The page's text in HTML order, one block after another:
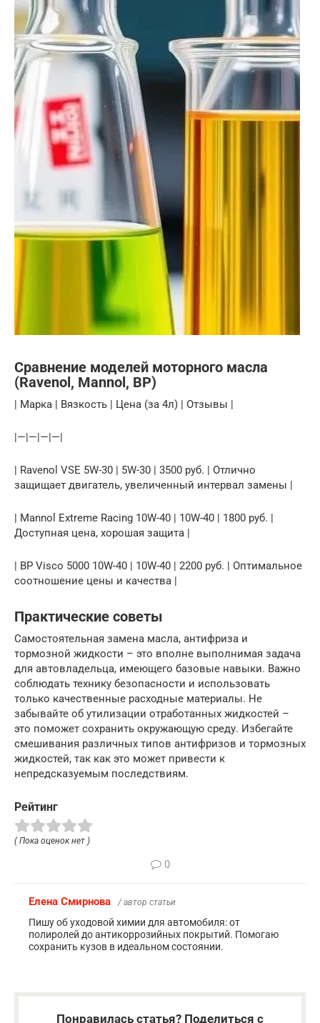
Сравнение моделей моторного масла
(Ravenol, Mannol, BP)
| Марка | Вязкость | Цена (за 4л) | Отзывы |
|—|—|—|—|
| Ravenol VSE 5W-30 | 5W-30 | 3500 руб. | Отлично
защищает двигатель, увеличенный интервал замены |
| Mannol Extreme Racing 10W-40 | 10W-40 | 1800 руб. |
Доступная цена, хорошая защита |
| BP Visco 5000 10W-40 | 10W-40 | 2200 руб. | Оптимальное
соотношение цены и качества |
Практические советы
Самостоятельная замена масла, антифриза и
тормозной жидкости – это вполне выполнимая задача
для автовладельца, имеющего базовые навыки. Важно
соблюдать технику безопасности и использовать
только качественные расходные материалы. Не
забывайте об утилизации отработанных жидкостей –
это поможет сохранить окружающую среду. Избегайте
смешивания различных типов антифризов и тормозных
жидкостей, так как это может привести к
непредсказуемым последствиям.
Рейтинг
( Пока оценок нет )
0
Елена Смирнова / автор статьи
Пишу об уходовой химии для автомобиля: от
полиролей до антикоррозийных покрытий. Помогаю
сохранить кузов в идеальном состоянии.
Понравилась статья? Поделиться с